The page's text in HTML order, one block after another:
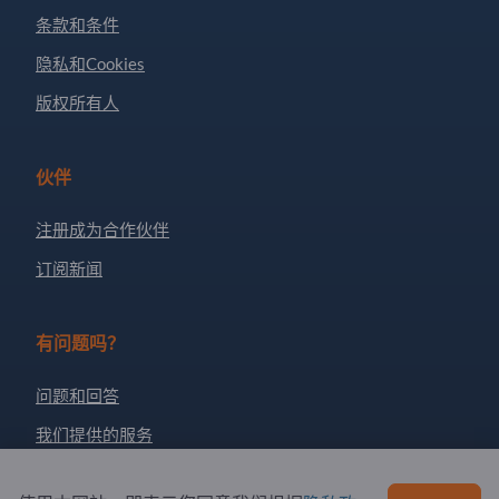
条款和条件
隐私和Cookies
版权所有人
伙伴
注册成为合作伙伴
订阅新闻
有问题吗？
问题和回答
我们提供的服务